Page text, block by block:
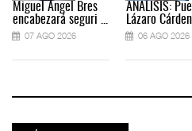
Miguel Ángel Bres
encabezará seguri ...
07 AGO 2026
ANÁLISIS:
Lázaro
06 AGO 2026